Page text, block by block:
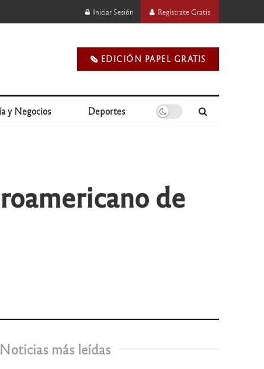
Iniciar Sesión Regístrate Gratis
🗞️ EDICIÓN PAPEL GRATIS
y Negocios Deportes
de
Noticias más leídas